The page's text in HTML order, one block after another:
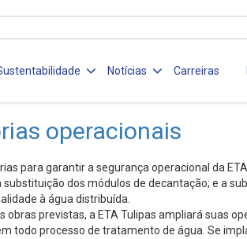
Notícias Carreiras
operacionais
para garantir a segurança operacional da
dos módulos de decantação; e a
à água distribuída.
previstas, a ETA Tulipas ampliará suas
todo processo de tratamento de água. Se